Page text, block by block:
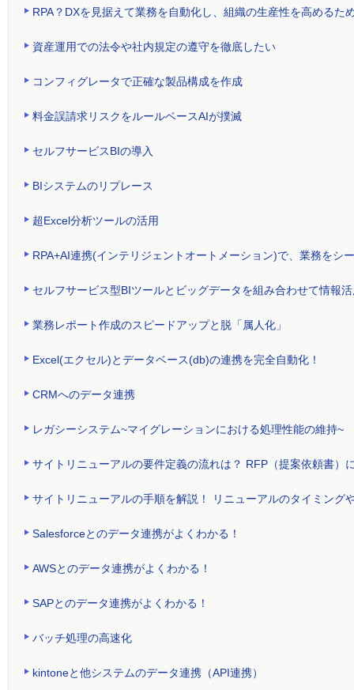
RPA？DXを見据えて業務を自動化し、組織の生産性を高めるた
資産運用での法令や社内規定の遵守を徹底したい
コンフィグレータで正確な製品構成を作成
料金誤請求リスクをルールベースAIが撲滅
セルフサービスBIの導入
BIシステムのリプレース
超Excel分析ツールの活用
RPA+AI連携(インテリジェントオートメーション)で、業務をシ
セルフサービス型BIツールとビッグデータを組み合わせて情報
業務レポート作成のスピードアップと脱「属人化」
Excel(エクセル)とデータベース(db)の連携を完全自動化！
CRMへのデータ連携
レガシーシステム~マイグレーションにおける処理性能の維持~
サイトリニューアルの要件定義の流れは？ RFP（提案依頼書）
サイトリニューアルの手順を解説！ リニューアルのタイミング
Salesforceとのデータ連携がよくわかる！
AWSとのデータ連携がよくわかる！
SAPとのデータ連携がよくわかる！
バッチ処理の高速化
kintoneと他システムのデータ連携（API連携）